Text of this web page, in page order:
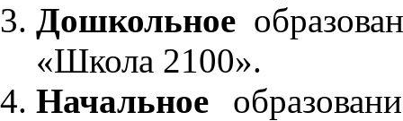
Дошкольное
«Школа 2100».
Начальное